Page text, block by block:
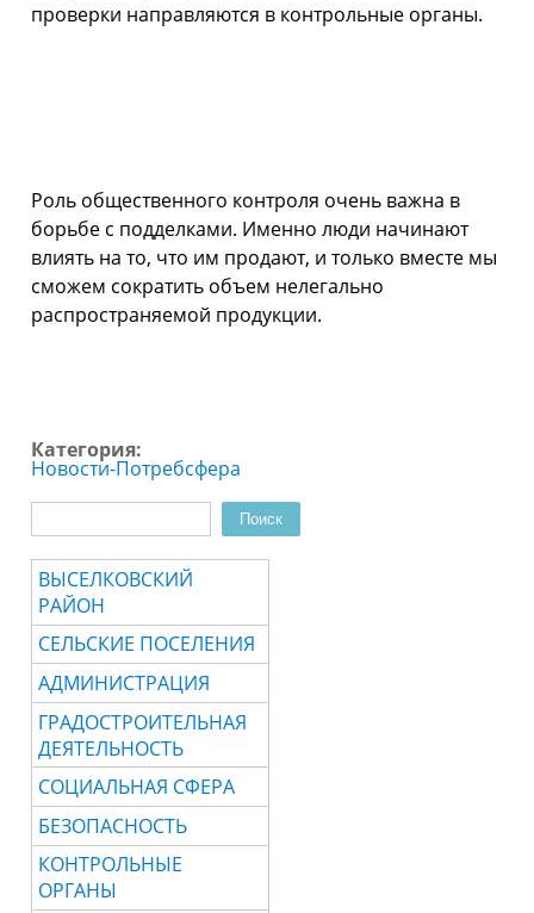
проверки направляются в контрольные органы.
Роль общественного контроля очень важна в
борьбе с подделками. Именно люди начинают
влиять на то, что им продают, и только вместе мы
сможем сократить объем нелегально
распространяемой продукции.
Категория:
Новости-Потребсфера
Поиск
ВЫСЕЛКОВСКИЙ
РАЙОН
СЕЛЬСКИЕ ПОСЕЛЕНИЯ
АДМИНИСТРАЦИЯ
ГРАДОСТРОИТЕЛЬНАЯ
ДЕЯТЕЛЬНОСТЬ
СОЦИАЛЬНАЯ СФЕРА
БЕЗОПАСНОСТЬ
КОНТРОЛЬНЫЕ
ОРГАНЫ